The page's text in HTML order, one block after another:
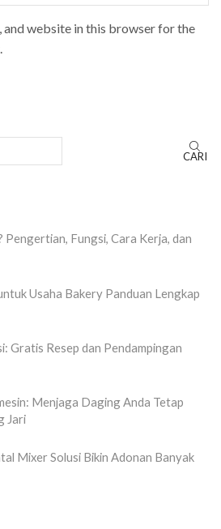
and website in this browser for the
CARI
Fungsi, Cara Kerja, dan
Usaha Bakery Panduan Lengkap
Gratis Resep dan Pendampingan
Menjaga Daging Anda Tetap
Jari
Mixer Solusi Bikin Adonan Banyak